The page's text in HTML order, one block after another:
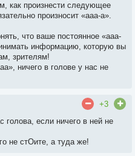
как произнести следующее
произносит «ааа-а».
что ваше постоянное «ааа-
информацию, которую вы
зрителям!
ничего в голове у нас не
+3
голова, если ничего в ней не
не стОите, а туда же!